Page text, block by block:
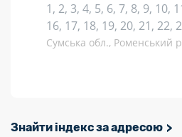
1, 2, 3, 4, 5, 6, 7, 8, 9, 10,
16, 17, 18, 19, 20, 21, 22,
Сумська обл., Роменський
Знайти індекс за адресою